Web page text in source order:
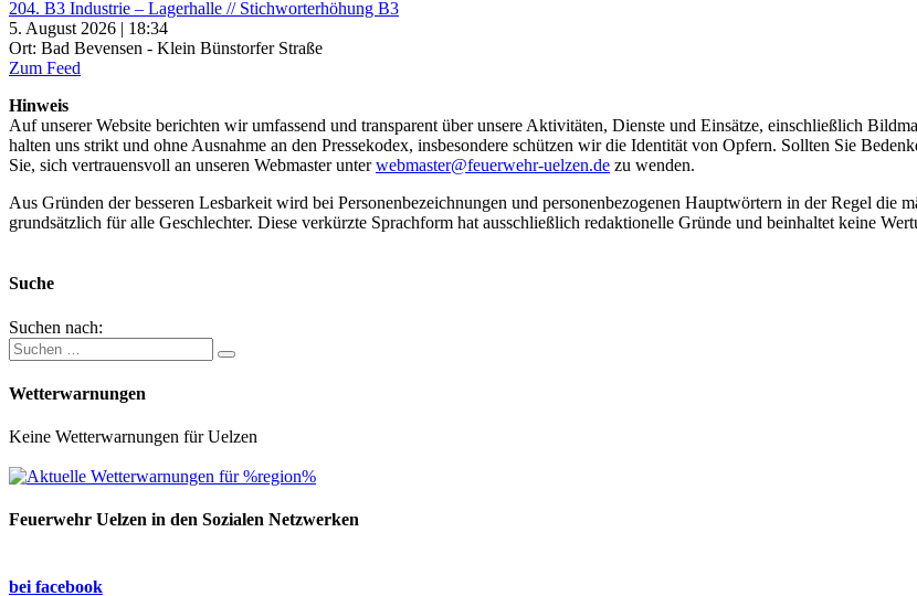
204. B3 Industrie – Lagerhalle // Stichworterhöhung B3
5. August 2026 | 18:34
Ort: Bad Bevensen - Klein Bünstorfer Straße
Zum Feed
Hinweis
Auf unserer Website berichten wir umfassend und transparent über unsere Aktivitäten, Dienste und Einsätze, einschließlich
halten uns strikt und ohne Ausnahme an den Pressekodex, insbesondere schützen wir die Identität von Opfern. Sollten Sie
Sie, sich vertrauensvoll an unseren Webmaster unterwebmaster@feuerwehr-uelzen.de zu wenden.
Aus Gründen der besseren Lesbarkeit wird bei Personenbezeichnungen und personenbezogenen Hauptwörtern in der Regel
grundsätzlich für alle Geschlechter. Diese verkürzte Sprachform hat ausschließlich redaktionelle Gründe und beinhaltet keine
Suche
Suchen nach:
Wetterwarnungen
Keine Wetterwarnungen für Uelzen
Feuerwehr Uelzen in den Sozialen Netzwerken
bei facebook